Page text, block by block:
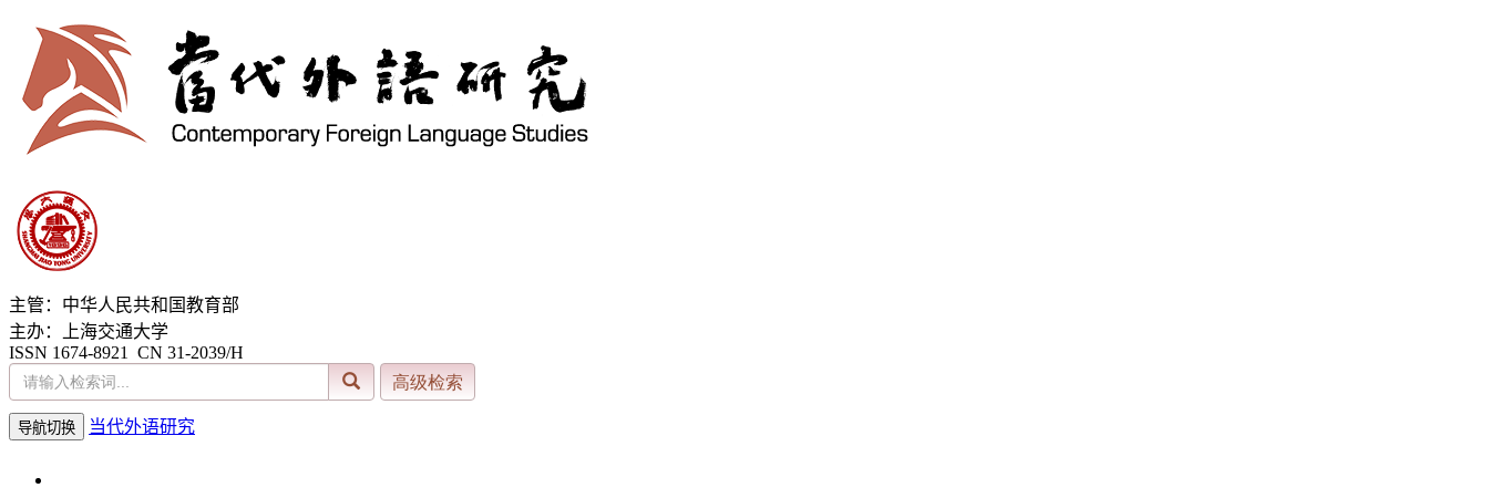
主管：中华人民共和国教育部
主办：上海交通大学
ISSN 1674-8921 CN 31-2039/H
导航切换 当代外语研究